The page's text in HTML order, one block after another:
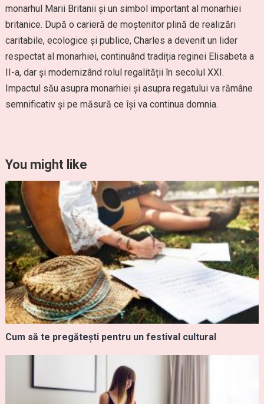
monarhul Marii Britanii și un simbol important al monarhiei
britanice. După o carieră de moștenitor plină de realizări
caritabile, ecologice și publice, Charles a devenit un lider
respectat al monarhiei, continuând tradiția reginei Elisabeta a
II-a, dar și modernizând rolul regalității în secolul XXI.
Impactul său asupra monarhiei și asupra regatului va rămâne
semnificativ și pe măsură ce își va continua domnia.
You might like
Cum să te pregătești pentru un festival cultural